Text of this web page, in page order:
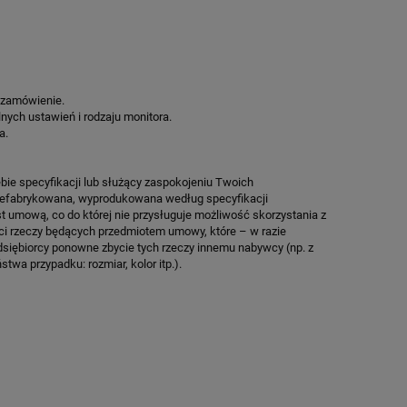
ZAMÓW
ustawień i rodzaju monitora.
specyfikacji lub służący zaspokojeniu Twoich
wyprodukowana według specyfikacji
co do której nie przysługuje możliwość skorzystania z
rzeczy będących przedmiotem umowy, które – w razie
ponowne zbycie tych rzeczy innemu nabywcy (np. z
przypadku: rozmiar, kolor itp.).